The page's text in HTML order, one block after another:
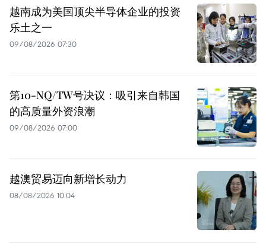
越南成为美国顶尖半导体企业的投资
乐土之一
09/08/2026 07:30
第10-NQ/TW号决议：吸引来自韩国
的高质量外资浪潮
09/08/2026 07:00
越澳贸易迈向新增长动力
08/08/2026 10:04